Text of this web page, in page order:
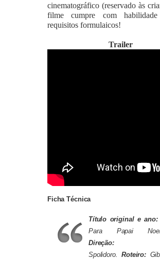
cinematográfico (reservado às
filme cumpre com
requisitos formulaicos!
Trailer
Ficha Técnica
Título original e ano:
Para Papai
Direção:
Spolidoro.Roteiro: